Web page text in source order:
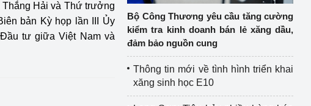
Hải và Thứ trưởng
bản Kỳ họp lần III Ủy
tư giữa Việt Nam và
Bộ Công Thương yêu cầu tăng cường
kiểm tra kinh doanh bán lẻ xăng dầu,
đảm bảo nguồn cung
Thông tin mới về tình hình triển khai
xăng sinh học E10